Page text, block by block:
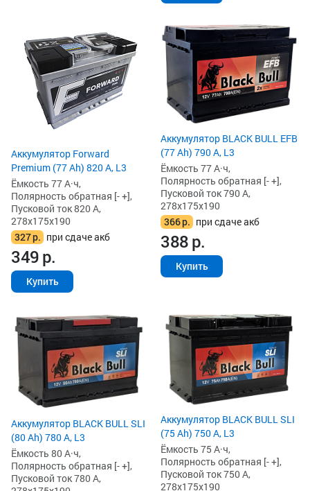
Аккумулятор Forward
Premium (77 Ah) 820 А, L3
Ёмкость 77 А·ч,
Полярность обратная [- +],
Пусковой ток 820 А,
278x175x190
327р. при сдаче акб
349р.
Купить
Аккумулятор BLACK BULL EFB
(77 Ah) 790 А, L3
Ёмкость 77 А·ч,
Полярность обратная [- +],
Пусковой ток 790 А,
278x175x190
366р. при сдаче акб
388р.
Купить
Аккумулятор BLACK BULL SLI
(80 Ah) 780 А, L3
Ёмкость 80 А·ч,
Полярность обратная [- +],
Пусковой ток 780 А,
Аккумулятор BLACK BULL SLI
(75 Ah) 750 А, L3
Ёмкость 75 А·ч,
Полярность обратная [- +],
Пусковой ток 750 А,
278x175x190